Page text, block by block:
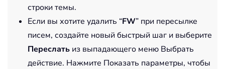
строки темы.
Если вы хотите удалить “FW” при пересылке
писем, создайте новый быстрый шаг и выберите
Переслать из выпадающего меню Выбрать
действие. Нажмите Показать параметры, чтобы